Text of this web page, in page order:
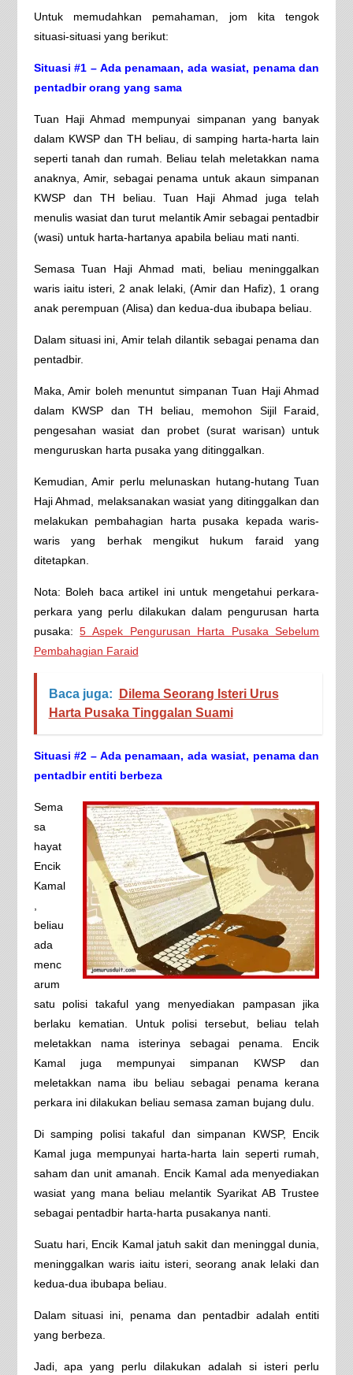
Untuk memudahkan pemahaman, jom kita tengok
situasi-situasi yang berikut:
Situasi #1 – Ada penamaan, ada wasiat, penama dan
pentadbir orang yang sama
Tuan Haji Ahmad mempunyai simpanan yang banyak
dalam KWSP dan TH beliau, di samping harta-harta lain
seperti tanah dan rumah. Beliau telah meletakkan nama
anaknya, Amir, sebagai penama untuk akaun simpanan
KWSP dan TH beliau. Tuan Haji Ahmad juga telah
menulis wasiat dan turut melantik Amir sebagai pentadbir
(wasi) untuk harta-hartanya apabila beliau mati nanti.
Semasa Tuan Haji Ahmad mati, beliau meninggalkan
waris iaitu isteri, 2 anak lelaki, (Amir dan Hafiz), 1 orang
anak perempuan (Alisa) dan kedua-dua ibubapa beliau.
Dalam situasi ini, Amir telah dilantik sebagai penama dan
pentadbir.
Maka, Amir boleh menuntut simpanan Tuan Haji Ahmad
dalam KWSP dan TH beliau, memohon Sijil Faraid,
pengesahan wasiat dan probet (surat warisan) untuk
menguruskan harta pusaka yang ditinggalkan.
Kemudian, Amir perlu melunaskan hutang-hutang Tuan
Haji Ahmad, melaksanakan wasiat yang ditinggalkan dan
melakukan pembahagian harta pusaka kepada waris-
waris yang berhak mengikut hukum faraid yang
ditetapkan.
Nota: Boleh baca artikel ini untuk mengetahui perkara-
perkara yang perlu dilakukan dalam pengurusan harta
pusaka:5 Aspek Pengurusan Harta Pusaka Sebelum
Pembahagian Faraid
Baca juga:
Dilema Seorang Isteri Urus
Harta Pusaka Tinggalan Suami
Situasi #2 – Ada penamaan, ada wasiat, penama dan
pentadbir entiti berbeza
Sema
sa
hayat
Encik
Kamal
beliau
ada
menc
arum
satu polisi takaful yang menyediakan pampasan jika
berlaku kematian. Untuk polisi tersebut, beliau telah
meletakkan nama isterinya sebagai penama. Encik
Kamal juga mempunyai simpanan KWSP dan
meletakkan nama ibu beliau sebagai penama kerana
perkara ini dilakukan beliau semasa zaman bujang dulu.
Di samping polisi takaful dan simpanan KWSP, Encik
Kamal juga mempunyai harta-harta lain seperti rumah,
saham dan unit amanah. Encik Kamal ada menyediakan
wasiat yang mana beliau melantik Syarikat AB Trustee
sebagai pentadbir harta-harta pusakanya nanti.
Suatu hari, Encik Kamal jatuh sakit dan meninggal dunia,
meninggalkan waris iaitu isteri, seorang anak lelaki dan
kedua-dua ibubapa beliau.
Dalam situasi ini, penama dan pentadbir adalah entiti
yang berbeza.
Jadi, apa yang perlu dilakukan adalah si isteri perlu